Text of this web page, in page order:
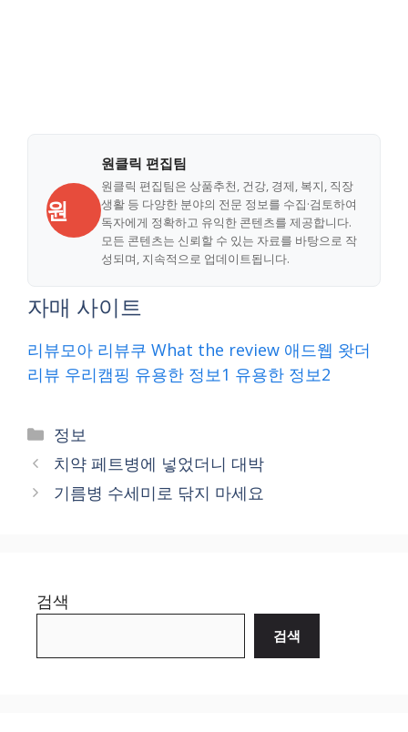
원
원클릭 편집팀
원클릭 편집팀은 상품추천, 건강, 경제, 복지, 직장
생활 등 다양한 분야의 전문 정보를 수집·검토하여
독자에게 정확하고 유익한 콘텐츠를 제공합니다.
모든 콘텐츠는 신뢰할 수 있는 자료를 바탕으로 작
성되며, 지속적으로 업데이트됩니다.
자매 사이트
리뷰모아 리뷰쿠 What the review 애드웹 왓더
리뷰 우리캠핑 유용한 정보1 유용한 정보2
Categories
정보
치약 페트병에 넣었더니 대박
기름병 수세미로 닦지 마세요
검색
검색